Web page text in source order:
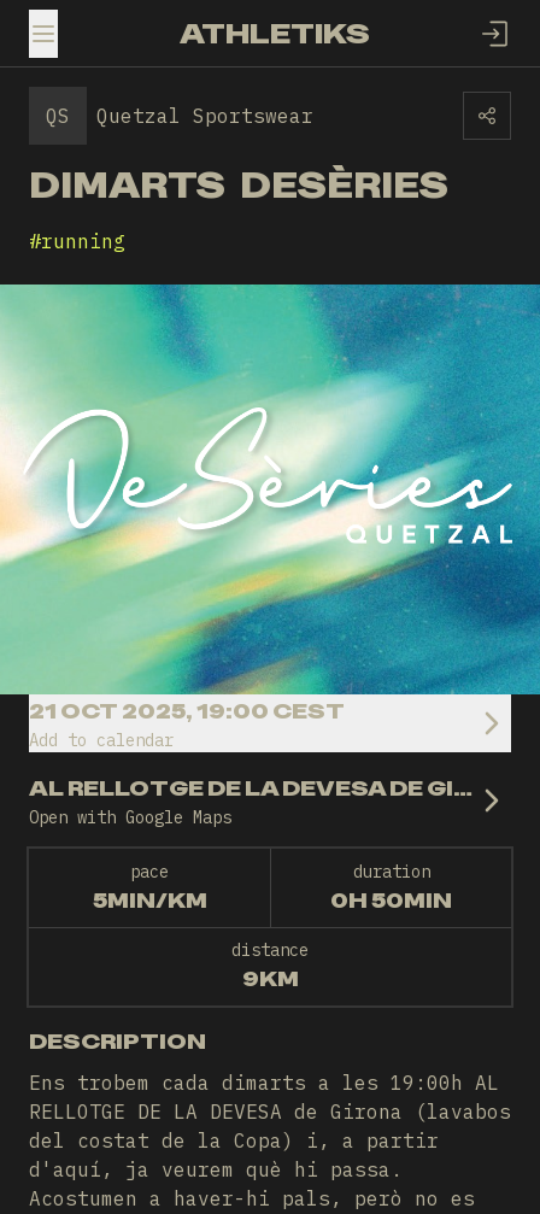
TOGGLE MENUATHLETIKS
QS Quetzal Sportswear
DIMARTS DESÈRIES
#running
21 OCT 2025, 19:00 CEST
Add to calendar
AL RELLOTGE DE LA DEVESA DE GIRONA
Open with Google Maps
pace
5MIN/KM
duration
0H 50MIN
distance
9KM
DESCRIPTION
Ens trobem cada dimarts a les 19:00h AL
RELLOTGE DE LA DEVESA de Girona (lavabos
del costat de la Copa) i, a partir
d'aquí, ja veurem què hi passa.
Acostumen a haver-hi pals, però no es